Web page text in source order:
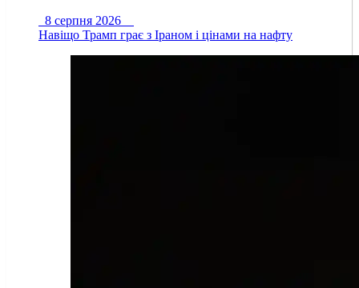
8 серпня 2026
Навіщо Трамп грає з Іраном і цінами на нафту